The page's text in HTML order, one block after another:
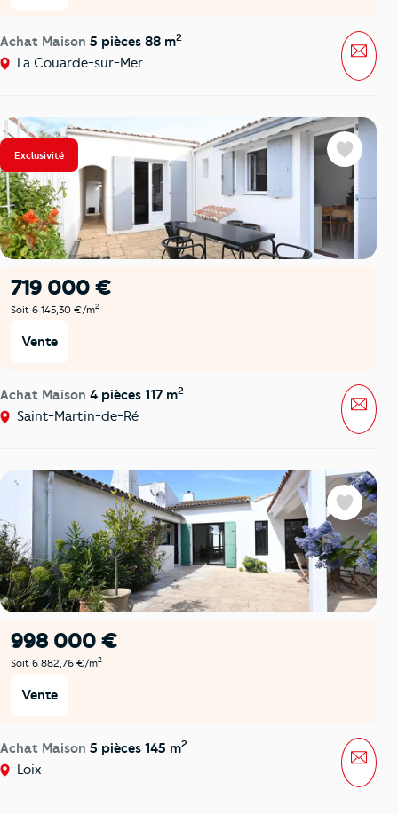
Achat Maison 5 pièces 88 m2
La Couarde-sur-Mer
Exclusivité
719 000 €
Soit 6 145,30 €/m2
Vente
Achat Maison 4 pièces 117 m2
Saint-Martin-de-Ré
Favoris
998 000 €
Soit 6 882,76 €/m2
Vente
Achat Maison 5 pièces 145 m2
Loix
Favoris